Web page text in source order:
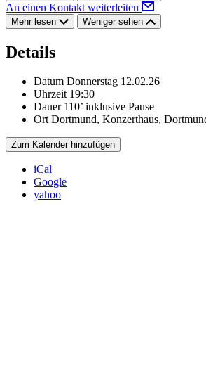
An einen Kontakt weiterleiten
Mehr lesen Weniger sehen
Details
Datum Donnerstag 12.02.26
Uhrzeit 19:30
Dauer 110’ inklusive Pause
OrtDortmund, Konzerthaus,
Zum Kalender hinzufügen
iCal
Google
yahoo